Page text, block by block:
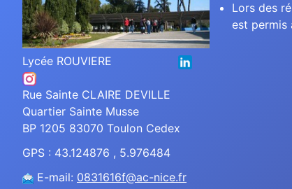
Lycée ROUVIERE
Rue Sainte CLAIRE DEVILLE
Quartier Sainte Musse
BP 1205 83070 Toulon Cedex
GPS : 43.124876 , 5.976484
E-mail: 0831616f@ac-nice.fr
Lors des
est permis